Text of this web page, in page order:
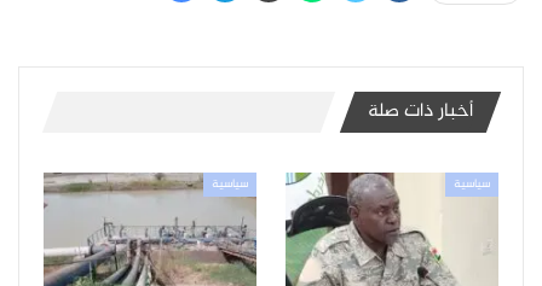
أخبار ذات صلة
سياسية سياسية